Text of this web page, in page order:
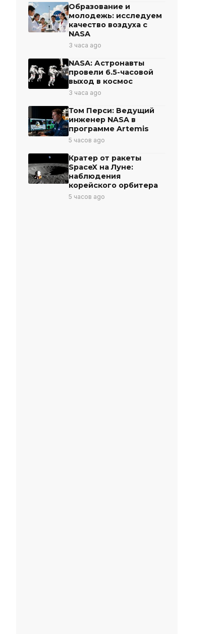
Образование и
молодежь: исследуем
качество воздуха с
NASA
3 часа ago
NASA: Астронавты
провели 6.5-часовой
выход в космос
3 часа ago
Том Перси: Ведущий
инженер NASA в
программе Artemis
5 часов ago
Кратер от ракеты
SpaceX на Луне:
наблюдения
корейского орбитера
5 часов ago